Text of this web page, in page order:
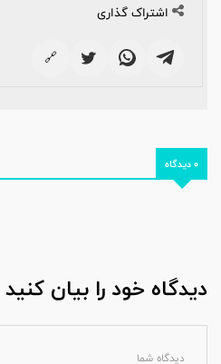
اشتراک گذاری
🔗
0 دیدگاه
دیدگاه خود را بیان کنید